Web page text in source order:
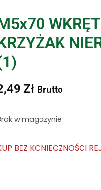
Zł Brutto
w magazynie
BEZ KONIECZNOŚCI